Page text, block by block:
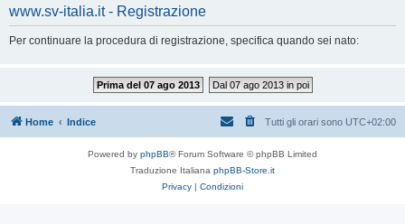
www.sv-italia.it - Registrazione
Per continuare la procedura di registrazione, specifica quando sei nato:
Prima del 07 ago 2013 Dal 07 ago 2013 in poi
Home Indice Tutti gli orari sono UTC+02:00
Powered by phpBB® Forum Software © phpBB Limited
Traduzione Italiana phpBB-Store.it
Privacy | Condizioni